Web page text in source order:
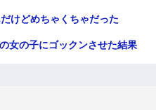
けどめちゃくちゃだった
女の子にゴックンさせた結果